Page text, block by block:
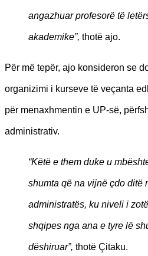
angazhuar profesorë të
akademike”, thotë ajo.
Për më tepër, ajo konsideron se
organizimi i kurseve të veçanta
për menaxhmentin e UP-së,
administrativ.
“Këtë e them duke u
shumta që na vijnë çdo ditë
administratës, ku niveli i
shqipes nga ana e tyre lë
dëshiruar”, thotë Çitaku.